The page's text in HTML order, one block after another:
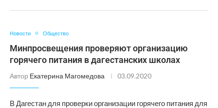
Новости Общество
Минпросвещения проверяют организацию
горячего питания в дагестанских школах
Автор Екатерина Магомедова 03.09.2020
В Дагестан для проверки организации горячего питания для